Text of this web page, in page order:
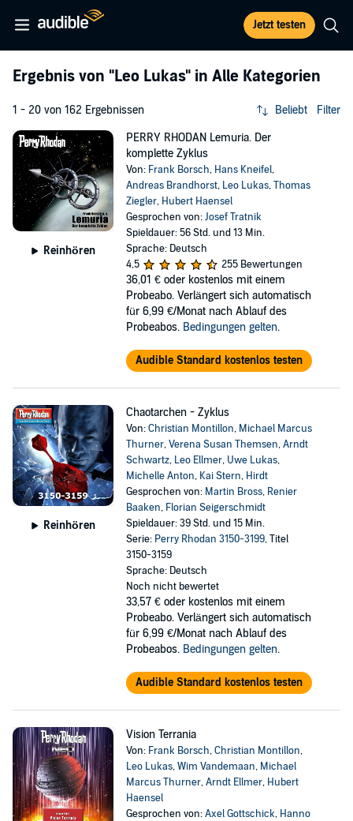
Jetzt testen
Ergebnis von "Leo Lukas" in Alle Kategorien
1 - 20 von 162 Ergebnissen Beliebt Filter
Reinhören
PERRY RHODAN Lemuria. Der
komplette Zyklus
Von: Frank Borsch, Hans Kneifel,
Andreas Brandhorst, Leo Lukas,Thomas
Ziegler, Hubert Haensel
Gesprochen von:Josef Tratnik
Spieldauer: 56 Std. und 13 Min.
Sprache: Deutsch
4,5
255 Bewertungen
36,01 € oder kostenlos mit einem
Probeabo. Verlängert sich automatisch
für 6,99 €/Monat nach Ablauf des
Probeabos. Bedingungen gelten.
Audible Standard kostenlos testen
Reinhören
Chaotarchen - Zyklus
Von:Christian Montillon, Michael Marcus
Thurner,Verena Susan Themsen,Arndt
Schwartz, Leo Ellmer, Uwe Lukas,
Michelle Anton, Kai Stern, Hirdt
Gesprochen von: Martin Bross, Renier
Baaken, Florian Seigerschmidt
Spieldauer: 39 Std. und 15 Min.
Serie: Perry Rhodan 3150-3199, Titel
3150-3159
Sprache: Deutsch
Noch nicht bewertet
33,57 € oder kostenlos mit einem
Probeabo. Verlängert sich automatisch
für 6,99 €/Monat nach Ablauf des
Probeabos. Bedingungen gelten.
Audible Standard kostenlos testen
Vision Terrania
Von: Frank Borsch,Christian Montillon,
Leo Lukas,Wim Vandemaan, Michael
Marcus Thurner,Arndt Ellmer, Hubert
Haensel
Gesprochen von:Axel Gottschick, Hanno